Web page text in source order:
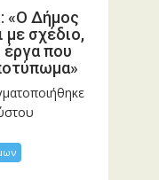
«Ο Δήμος
με σχέδιο,
έργα που